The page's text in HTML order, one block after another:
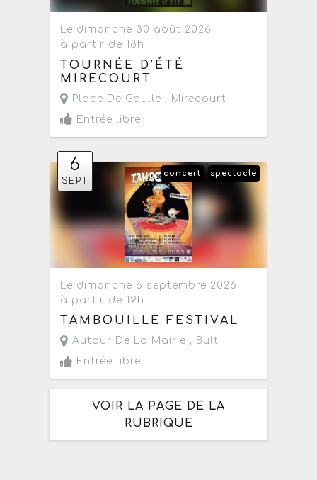
Le dimanche 30 août 2026
à partir de 18h
TOURNÉE D’ÉTÉ
MIRECOURT
Place De Gaulle , Mirecourt
Entrée libre
6
SEPT
spectacle
concert
Le dimanche 6 septembre 2026
à partir de 19h
TAMBOUILLE FESTIVAL
Autour De La Mairie , Bult
Entrée libre
VOIR LA PAGE DE LA
RUBRIQUE